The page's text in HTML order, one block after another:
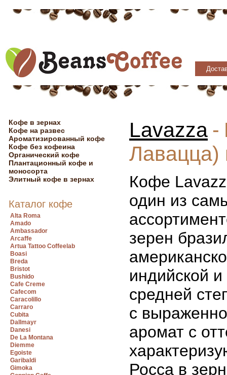
Кофе в зернах
Кофе на развес
Ароматизированный кофе
Кофе без кофеина
Органический кофе
Плантационный кофе и
моносорта
Элитный кофе в зернах
Каталог кофе
Alta Roma
Amado
Ambassador
Arcaffe
Artua Tattoo Coffeelab
Boasi
Breda
Bristot
Bushido
Cafe Creme
Cafecom
Caracolillo
Carraro
Cubita
Dallmayr
Danesi
De La Montana
Diemme
Egoiste
Garibaldi
Gimoka
Lavazza -
Лавацца)
Кофе
один из
зерен
индийской
средней
с
аромат с
Росса в